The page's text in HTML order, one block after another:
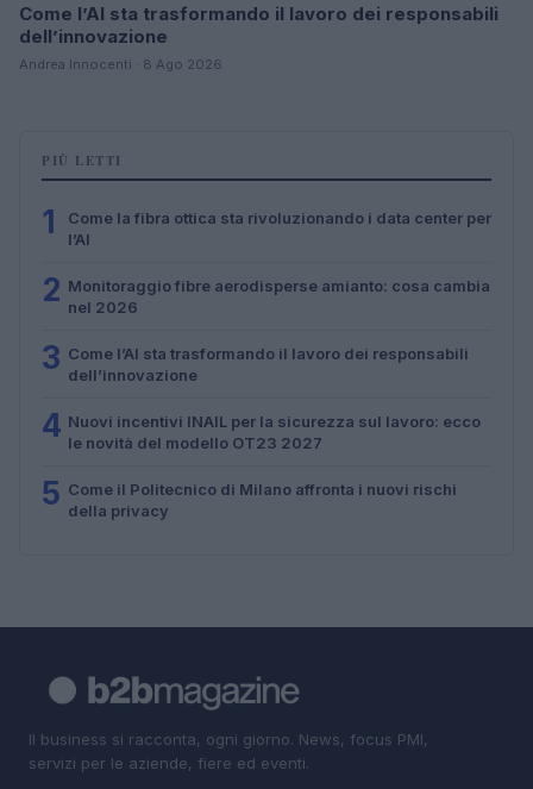
Come l’AI sta trasformando il lavoro dei responsabili
dell’innovazione
Andrea Innocenti · 8 Ago 2026
PIÙ LETTI
1
Come la fibra ottica sta rivoluzionando i data center per
l’AI
2 Monitoraggio fibre aerodisperse amianto: cosa cambia
nel 2026
3 Come l’AI sta trasformando il lavoro dei responsabili
dell’innovazione
4 Nuovi incentivi INAIL per la sicurezza sul lavoro: ecco
le novità del modello OT23 2027
5 Come il Politecnico di Milano affronta i nuovi rischi
della privacy
Il business si racconta, ogni giorno. News, focus PMI,
servizi per le aziende, fiere ed eventi.